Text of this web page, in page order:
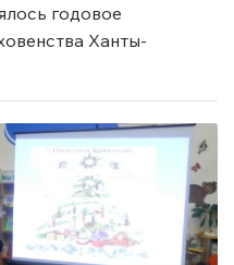
годовое
Ханты-